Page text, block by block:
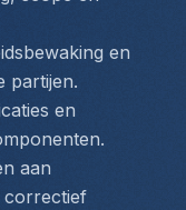
en
partijen.
en
aan
correctief